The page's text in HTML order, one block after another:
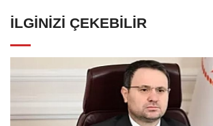
İLGINIZI ÇEKEBILIR